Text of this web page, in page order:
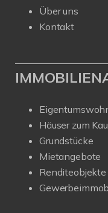
Über uns
Kontakt
Häuser zum
Grundstücke
Mietangebote
Renditeobjekte